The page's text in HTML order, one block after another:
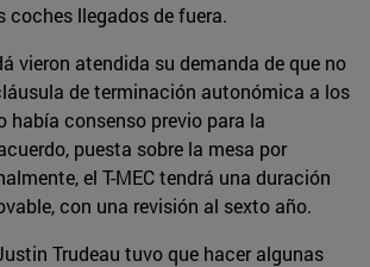
coches llegados de fuera.
vieron atendida su demanda de que no
de terminación autonómica a los
había consenso previo para la
puesta sobre la mesa por
el T-MEC tendrá una duración
con una revisión al sexto año.
Trudeau tuvo que hacer algunas